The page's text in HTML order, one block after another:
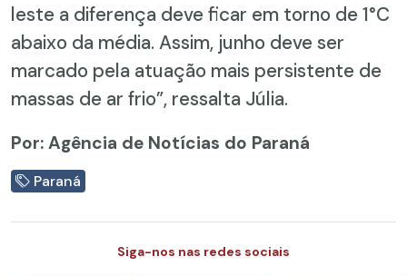
leste a diferença deve ficar em torno de 1°C
abaixo da média. Assim, junho deve ser
marcado pela atuação mais persistente de
massas de ar frio”, ressalta Júlia.
Por: Agência de Notícias do Paraná
Paraná
Siga-nos nas redes sociais